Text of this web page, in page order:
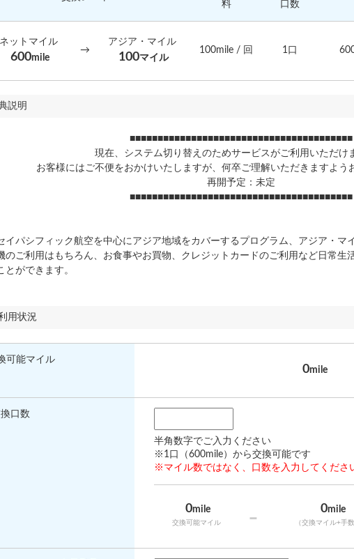
料
口数
ネットマイル
600mile
→
アジア・マイル
100マイル
100mile / 回 1口
説明
■■■■■■■■■■■■■■■■■■■■■■■■■■■■■■■■■■■■■■■■
現在、システム切り替えのためサービスがご利用いただけ
お客様にはご不便をおかけいたしますが、何卒ご理解いただきますよう
再開予定：未定
■■■■■■■■■■■■■■■■■■■■■■■■■■■■■■■■■■■■■■■■
イパシフィック航空を中心にアジア地域をカバーするプログラム、アジア・マイ
のご利用はもちろん、お食事やお買物、クレジットカードのご利用など日常生
とができます。
用状況
可能マイル
0mile
口数
半角数字でご入力ください
※1口（600mile）から交換可能です
※マイル数ではなく、口数を入力してくださ
0mile
交換可能マイル - 0mile
（交換マイル+手数